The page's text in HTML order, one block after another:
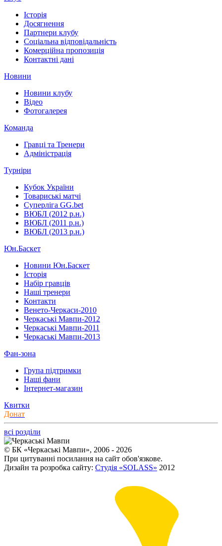
Історія
Досягнення
Партнери клубу
Соціальна відповідальність
Комерційна пропозиція
Контактні дані
Новини
Новини клубу
Відео
Фотогалерея
Команда
Гравці та Тренери
Адміністрація
Турніри
Кубок України
Товариські матчі
Суперліга GG.bet
ВЮБЛ (2012 р.н.)
ВЮБЛ (2011 р.н.)
ВЮБЛ (2013 р.н.)
Юн.Баскет
Новини Юн.Баскет
Історія
Набір гравців
Наші тренери
Контакти
Венето-Черкаси-2010
Черкаські Мавпи-2012
Черкаські Мавпи-2011
Черкаські Мавпи-2013
Фан-зона
Група підтримки
Наші фани
Інтернет-магазин
Квитки
Донат
всі розділи
© БК «Черкаські Мавпи», 2006 - 2026
При цитуванні посилання на сайт обов'язкове.
Дизайн та розробка сайту: Студія «SOLASS» 2012